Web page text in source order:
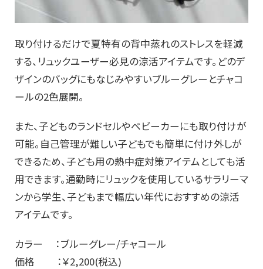
取り付けるだけで夏特有の背中蒸れのストレスを軽減
する、 リュックユーザー必見の涼活アイテムです。 どのデ
ザインのバッグにもなじみやすいブルーグレーとチャコ
ールの2色展開。
また、子どものランドセルやベビーカーにも取り付けが
可能。 自己管理が難しい子どもでも簡単に付け外しが
できるため、 子ども用の熱中症対策アイテムとしても活
用できます。通勤時にリュックを使用しているサラリーマ
ンから学生、 子どもまで幅広い年代におすすめの涼活
アイテムです。
カラー ：ブルーグレー/チャコール
価格 ：￥2,200(税込)